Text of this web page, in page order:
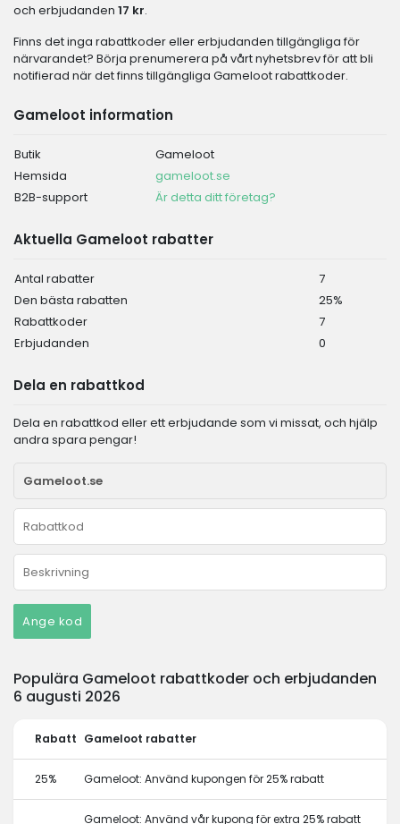
och erbjudanden 17 kr.
Finns det inga rabattkoder eller erbjudanden tillgängliga för
närvarandet? Börja prenumerera på vårt nyhetsbrev för att bli
notifierad när det finns tillgängliga Gameloot rabattkoder.
Gameloot information
Butik
Gameloot
Hemsida
gameloot.se
B2B-support
Är detta ditt företag?
Aktuella Gameloot rabatter
Antal rabatter
7
Den bästa rabatten
25%
Rabattkoder
7
Erbjudanden
0
Dela en rabattkod
Dela en rabattkod eller ett erbjudande som vi missat, och hjälp
andra spara pengar!
Ange kod
Populära Gameloot rabattkoder och erbjudanden
6 augusti 2026
Rabatt Gameloot rabatter
25% Gameloot: Använd kupongen för 25% rabatt
Gameloot: Använd vår kupong för extra 25% rabatt